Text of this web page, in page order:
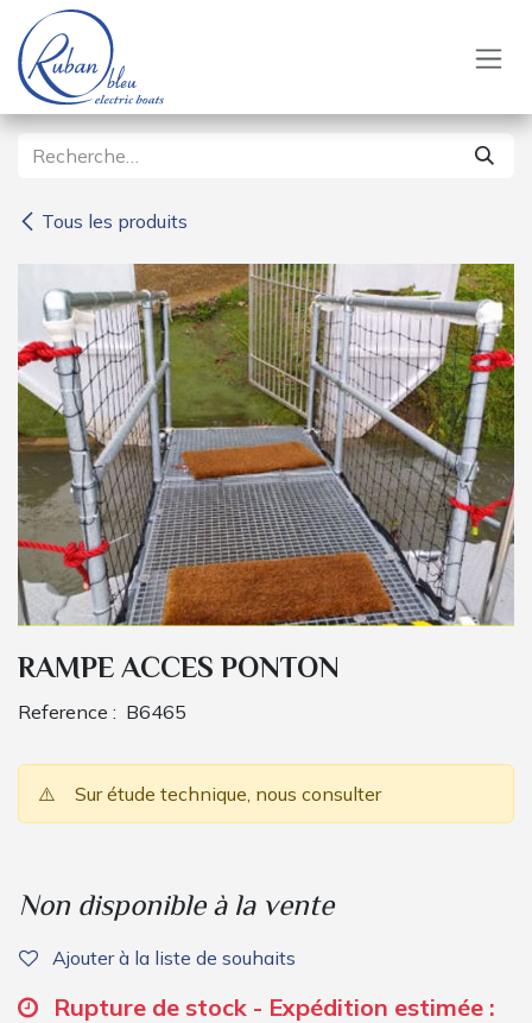
Se rendre au contenu
Tous les produits
RAMPE ACCES PONTON
Reference : B6465
⚠️ Sur étude technique, nous consulter
Non disponible à la vente
Ajouter à la liste de souhaits
Rupture de stock - Expédition estimée :